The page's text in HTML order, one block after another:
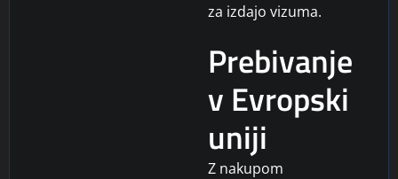
za izdajo vizuma.
Prebivanje
v Evropski
uniji
Z nakupom